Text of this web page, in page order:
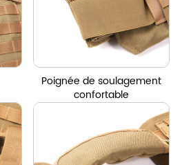
Poignée de soulagement
confortable